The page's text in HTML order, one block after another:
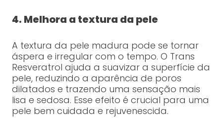
4. Melhora a textura da pele
A textura da pele madura pode se tornar
áspera e irregular com o tempo. O Trans
Resveratrol ajuda a suavizar a superfície da
pele, reduzindo a aparência de poros
dilatados e trazendo uma sensação mais
lisa e sedosa. Esse efeito é crucial para uma
pele bem cuidada e rejuvenescida.